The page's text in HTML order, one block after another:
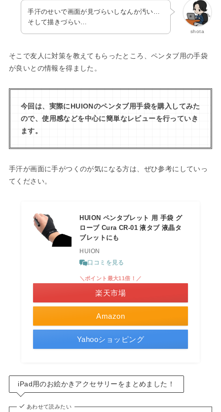
shota
手汗のせいで画面が見づらいしなんか汚い…
そして描きづらい…
そこで友人に対策を教えてもらったところ、ペンタブ用の手袋
が良いとの情報を得ました。
今回は、実際にHUIONのペンタブ用手袋を購入してみた
ので、使用感などを中心に簡単なレビューを行っていき
ます。
手汗が画面に手がつくのが気になる方は、ぜひ参考にしていっ
てください。
HUION ペンタブレット 用 手袋 グ
ローブ Cura CR-01 液タブ 液晶タ
ブレットにも
HUION
口コミを見る
Amazon
＼ポイント最大11倍！／
楽天市場
Yahooショッピング
iPad用のお絵かきアクセサリーをまとめました！
あわせて読みたい